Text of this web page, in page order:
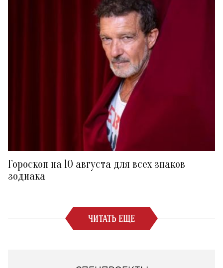
Гороскоп на 10 августа для всех знаков
зодиака
ЧИТАТЬ ЕЩЕ